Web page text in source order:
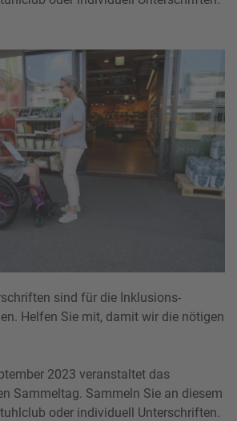
sind für die Inklusions-
Helfen Sie mit, damit wir die nötigen
2023 veranstaltet das
Sammeltag. Sammeln Sie an diesem
oder individuell Unterschriften.